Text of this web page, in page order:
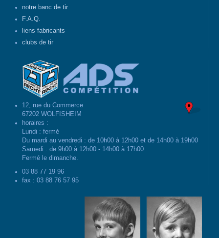
notre banc de tir
F.A.Q.
liens fabricants
clubs de tir
12, rue du Commerce
67202 WOLFISHEIM
horaires :
Lundi : fermé
Du mardi au vendredi : de 10h00 à 12h00 et de 14h00 à 19h00
Samedi : de 9h00 à 12h00 - 14h00 à 17h00
Fermé le dimanche.
03 88 77 19 96
fax : 03 88 76 57 95